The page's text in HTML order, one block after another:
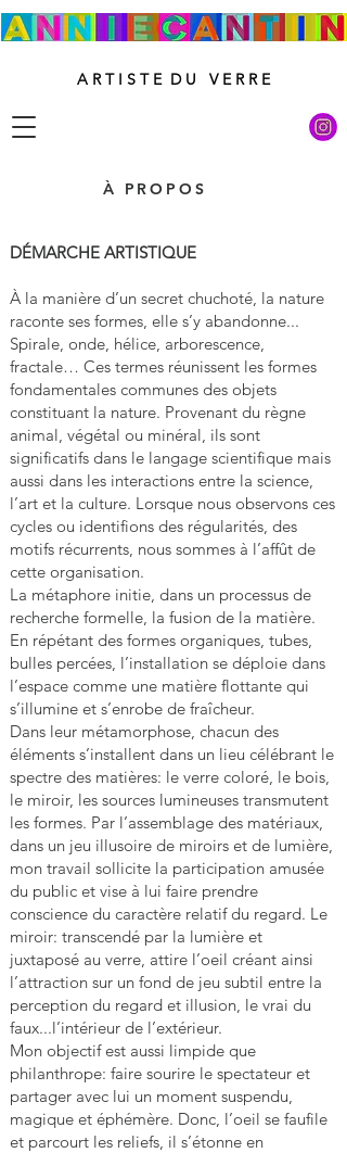
A R T I S T E D U V E R R E
À PROPOS
DÉMARCHE ARTISTIQUE
À la manière d’un secret chuchoté, la nature
raconte ses formes, elle s’y abandonne...
Spirale, onde, hélice, arborescence,
fractale… Ces termes réunissent les formes
fondamentales communes des objets
constituant la nature. Provenant du règne
animal, végétal ou minéral, ils sont
significatifs dans le langage scientifique mais
aussi dans les interactions entre la science,
l’art et la culture. Lorsque nous observons ces
cycles ou identifions des régularités, des
motifs récurrents, nous sommes à l’affût de
cette organisation.
La métaphore initie, dans un processus de
recherche formelle, la fusion de la matière.
En répétant des formes organiques, tubes,
bulles percées, l’installation se déploie dans
l’espace comme une matière flottante qui
s’illumine et s’enrobe de fraîcheur.
Dans leur métamorphose, chacun des
éléments s’installent dans un lieu célébrant le
spectre des matières: le verre coloré, le bois,
le miroir, les sources lumineuses transmutent
les formes. Par l’assemblage des matériaux,
dans un jeu illusoire de miroirs et de lumière,
mon travail sollicite la participation amusée
du public et vise à lui faire prendre
conscience du caractère relatif du regard. Le
miroir: transcendé par la lumière et
juxtaposé au verre, attire l’oeil créant ainsi
l’attraction sur un fond de jeu subtil entre la
perception du regard et illusion, le vrai du
faux...l’intérieur de l’extérieur.
Mon objectif est aussi limpide que
philanthrope: faire sourire le spectateur et
partager avec lui un moment suspendu,
magique et éphémère. Donc, l’oeil se faufile
et parcourt les reliefs, il s’étonne en